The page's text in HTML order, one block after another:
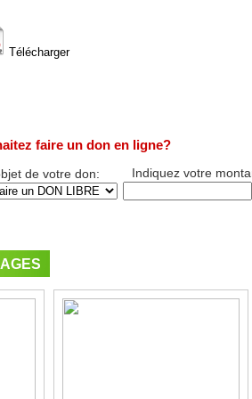
Télécharger
faire un don en ligne?
de votre don: Indiquez votre